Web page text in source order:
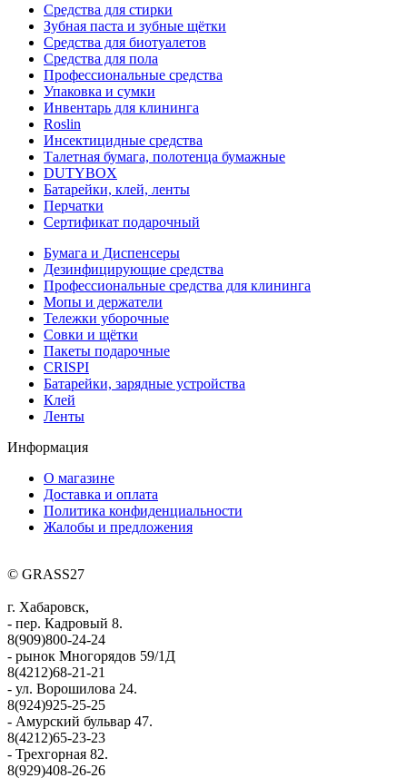
Средства для стирки
Зубная паста и зубные щётки
Средства для биотуалетов
Средства для пола
Профессиональные средства
Упаковка и сумки
Инвентарь для клининга
Roslin
Инсектицидные средства
Талетная бумага, полотенца бумажные
DUTYBOX
Батарейки, клей, ленты
Перчатки
Сертификат подарочный
Бумага и Диспенсеры
Дезинфицирующие средства
Профессиональные средства для клининга
Мопы и держатели
Тележки уборочные
Совки и щётки
Пакеты подарочные
CRISPI
Батарейки, зарядные устройства
Клей
Ленты
Информация
О магазине
Доставка и оплата
Политика конфиденциальности
Жалобы и предложения
© GRASS27
г. Хабаровск,
- пер. Кадровый 8.
8(909)800-24-24
- рынок Многорядов 59/1Д
8(4212)68-21-21
- ул. Ворошилова 24.
8(924)925-25-25
- Амурский бульвар 47.
8(4212)65-23-23
- Трехгорная 82.
8(929)408-26-26